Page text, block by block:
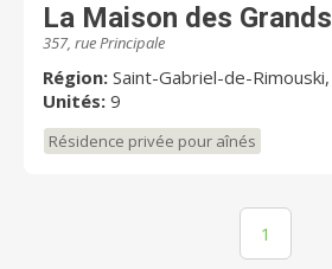
La Maison des
357, rue Principale
Région: Saint-Gabriel-de-
Unités: 9
Résidence privée pour aînés
1